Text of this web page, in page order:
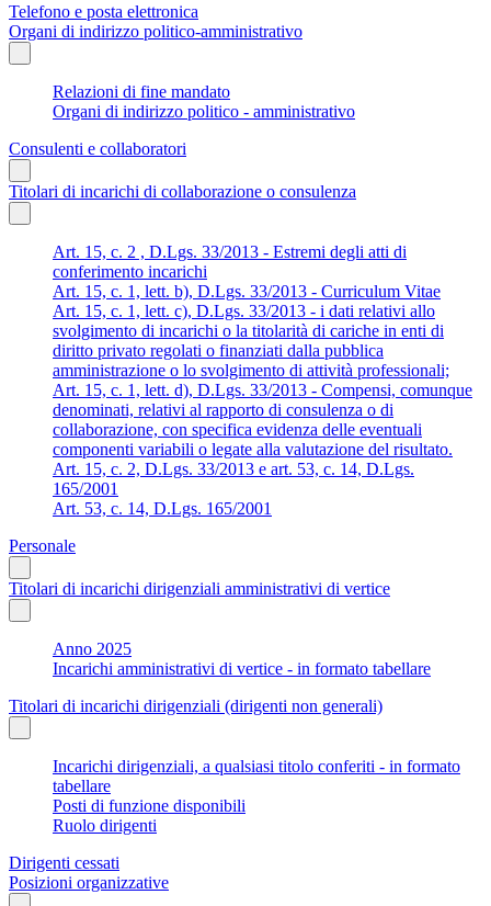
Telefono e posta elettronica
Organi di indirizzo politico-amministrativo
Relazioni di fine mandato
Organi di indirizzo politico - amministrativo
Consulenti e collaboratori
Titolari di incarichi di collaborazione o consulenza
Art. 15, c. 2 , D.Lgs. 33/2013 - Estremi degli atti di
conferimento incarichi
Art. 15, c. 1, lett. b), D.Lgs. 33/2013 - Curriculum Vitae
Art. 15, c. 1, lett. c), D.Lgs. 33/2013 - i dati relativi allo
svolgimento di incarichi o la titolarità di cariche in enti di
diritto privato regolati o finanziati dalla pubblica
amministrazione o lo svolgimento di attività professionali;
Art. 15, c. 1, lett. d), D.Lgs. 33/2013 - Compensi, comunque
denominati, relativi al rapporto di consulenza o di
collaborazione, con specifica evidenza delle eventuali
componenti variabili o legate alla valutazione del risultato.
Art. 15, c. 2, D.Lgs. 33/2013 e art. 53, c. 14, D.Lgs.
165/2001
Art. 53, c. 14, D.Lgs. 165/2001
Personale
Titolari di incarichi dirigenziali amministrativi di vertice
Anno 2025
Incarichi amministrativi di vertice - in formato tabellare
Titolari di incarichi dirigenziali (dirigenti non generali)
Incarichi dirigenziali, a qualsiasi titolo conferiti - in formato
tabellare
Posti di funzione disponibili
Ruolo dirigenti
Dirigenti cessati
Posizioni organizzative